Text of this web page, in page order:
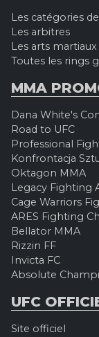
Les catégories
Les arbitres
Les arts martiaux
Toutes les rings
MMA
Dana White's
Road to UFC
Professional
Konfrontacja
Oktagon MMA
Legacy Fighting
Cage Warriors
ARES Fighting
Bellator MMA
Rizzin FF
Invicta FC
Absolute
UFC
Site officiel